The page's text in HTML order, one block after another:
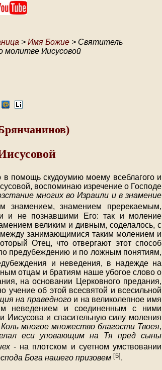
> Имя Божие> Святитель
молитве Иисусовой
в помощь скудоумию моему всеблагого и
воспоминаю изречение о Господе
многих во Израили и в знамение
знамением, знамением пререкаемым,
и не познавшими Его: так и моление
великим и дивным, соделалось, с
между занимающимися таким молением и
Отец, что отвергают этот способ
предубеждению и по ложным понятиям,
и неведения, в надежде на
отцам и братиям наше убогое слово о
на основании Церковного предания,
учение об этой всесвятой и всесильной
на праведногои на великолепное имя
неведением и соединенным с ними
Иисусова и спасительную силу моления
Коль многое множество благости Твоея,
еси уповающим на Тя пред сыны
- на плотском и суетном умствовании
Бога нашего призовем [5].